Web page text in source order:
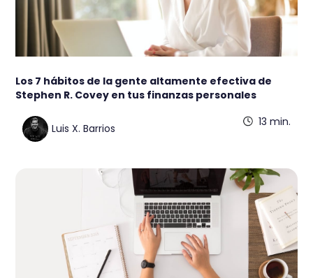
Los 7 hábitos de la gente altamente efectiva de
Stephen R. Covey en tus finanzas personales
Luis X. Barrios
13 min.